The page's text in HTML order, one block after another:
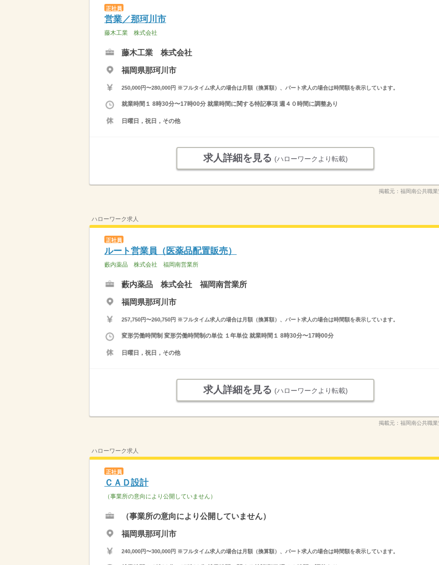
正社員
営業／那珂川市
藤木工業 株式会社
藤木工業 株式会社
福岡県那珂川市
250,000円〜280,000円 ※フルタイム求人の場合は月額（換算額）、パート求人の場合は時間額を表示しています。
就業時間１ 8時30分〜17時00分 就業時間に関する特記事項 週４０時間に調整あり
日曜日，祝日，その他
求人詳細を見る (ハローワークより転載)
掲載元： 福岡南公共職
ハローワーク求人
正社員
ルート営業員（医薬品配置販売）
藪内薬品 株式会社 福岡南営業所
藪内薬品 株式会社 福岡南営業所
福岡県那珂川市
257,750円〜260,750円 ※フルタイム求人の場合は月額（換算額）、パート求人の場合は時間額を表示しています。
変形労働時間制 変形労働時間制の単位 １年単位 就業時間１ 8時30分〜17時00分
日曜日，祝日，その他
求人詳細を見る (ハローワークより転載)
掲載元： 福岡南公共職
ハローワーク求人
正社員
ＣＡＤ設計
（事業所の意向により公開していません）
（事業所の意向により公開していません）
福岡県那珂川市
240,000円〜300,000円 ※フルタイム求人の場合は月額（換算額）、パート求人の場合は時間額を表示しています。